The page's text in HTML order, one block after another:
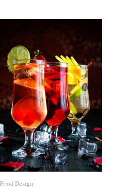
Food Design
Food Design